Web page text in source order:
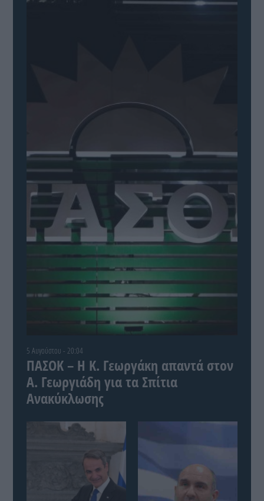
5 Αυγούστου - 20:04
ΠΑΣΟΚ – Η Κ. Γεωργάκη απαντά στον
Α. Γεωργιάδη για τα Σπίτια
Ανακύκλωσης